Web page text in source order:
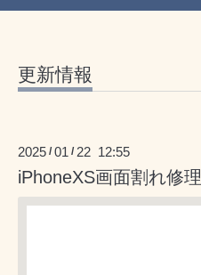
更新情報
2025 /01 / 22 12:55
iPhoneXS画面割れ修理